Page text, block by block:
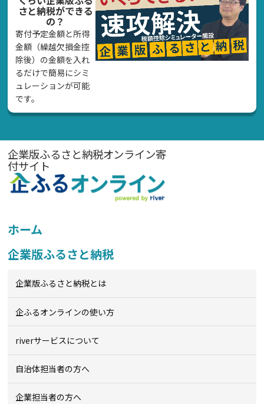
さと納税ができる
の？
寄付予定金額と所得
金額（繰越欠損金控
除後）の金額を入れ
るだけで簡易にシミ
ュレーションが可能
です。
企業版ふるさと納税オンライン寄
付サイト
ホーム
企業版ふるさと納税
企業版ふるさと納税とは
企ふるオンラインの使い方
riverサービスについて
自治体担当者の方へ
企業担当者の方へ